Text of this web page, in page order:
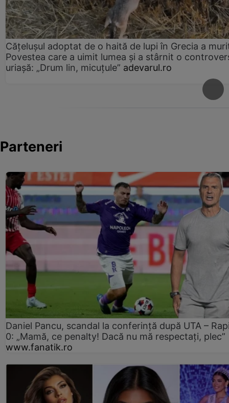
Cățelușul adoptat de o haită de lupi în Grecia a
Povestea care a uimit lumea și a stârnit o
uriașă: „Drum lin, micuțule” adevarul.ro
Parteneri
Daniel Pancu, scandal la conferință după UTA –
0: „Mamă, ce penalty! Dacă nu mă respectați, plec”
www.fanatik.ro